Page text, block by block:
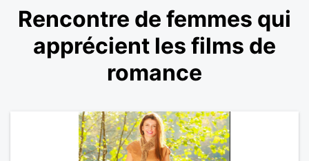
Rencontre de femmes qui
apprécient les films de
romance